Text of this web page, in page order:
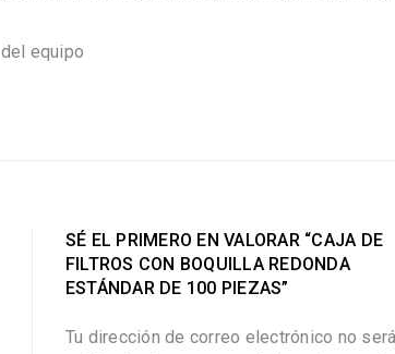
equipo
SÉ EL PRIMERO EN VALORAR “CAJA DE
FILTROS CON BOQUILLA REDONDA
ESTÁNDAR DE 100 PIEZAS”
Tu dirección de correo electrónico no